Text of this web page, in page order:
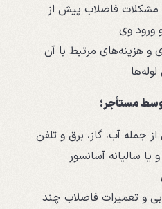
فاضلاب پیش از
وی
مرتبط با آن
مستأجر؛
آب، گاز، برق و تلفن
آسانسور
تعمیرات فاضلاب چند